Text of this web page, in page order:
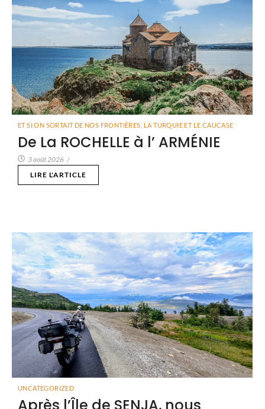
ET SI ON SORTAIT DE NOS FRONTIÈRES LA TURQUIE ET LE CAUCASE
De La ROCHELLE à l’ ARMÉNIE
3 août 2026 /
LIRE L'ARTICLE
UNCATEGORIZED
Après l’Île de SENJA, nous